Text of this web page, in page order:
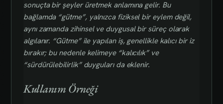
sonuçta bir şeyler üretmek anlamına gelir. Bu
bağlamda “gütme”, yalnızca fiziksel bir eylem değil,
aynı zamanda zihinsel ve duygusal bir süreç olarak
algılanır. “Gütme” ile yapılan iş, genellikle kalıcı bir iz
bırakır; bu nedenle kelimeye “kalıcılık” ve
“sürdürülebilirlik” duyguları da eklenir.
Kullanım Örneği